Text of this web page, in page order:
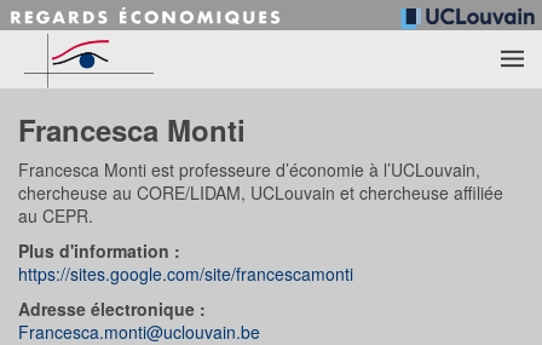
Accéder au contenu principal
Francesca Monti
Francesca Monti est professeure d’économie à l’UCLouvain,
chercheuse au CORE/LIDAM, UCLouvain et chercheuse affiliée
au CEPR.
Plus d'information :
https://sites.google.com/site/francescamonti
Adresse électronique :
Francesca.monti@uclouvain.be